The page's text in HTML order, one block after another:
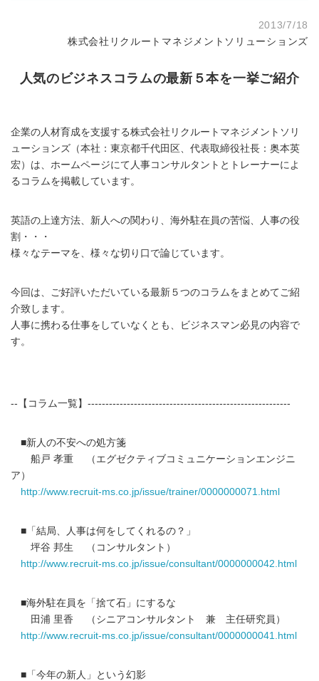
2013/7/18
株式会社リクルートマネジメントソリューションズ
人気のビジネスコラムの最新５本を一挙ご紹介
企業の人材育成を支援する株式会社リクルートマネジメントソリ
ューションズ（本社：東京都千代田区、代表取締役社長：奥本英
宏）は、ホームページにて人事コンサルタントとトレーナーによ
るコラムを掲載しています。
英語の上達方法、新人への関わり、海外駐在員の苦悩、人事の役
割・・・
様々なテーマを、様々な切り口で論じています。
今回は、ご好評いただいている最新５つのコラムをまとめてご紹
介致します。
人事に携わる仕事をしていなくとも、ビジネスマン必見の内容で
す。
--【コラム一覧】---------------------------------------------------------
■新人の不安への処方箋
船戸 孝重 （エグゼクティブコミュニケーションエンジニ
ア）
http://www.recruit-ms.co.jp/issue/trainer/0000000071.html
■「結局、人事は何をしてくれるの？」
坪谷 邦生 （コンサルタント）
http://www.recruit-ms.co.jp/issue/consultant/0000000042.html
■海外駐在員を「捨て石」にするな
田浦 里香 （シニアコンサルタント 兼 主任研究員）
http://www.recruit-ms.co.jp/issue/consultant/0000000041.html
■「今年の新人」という幻影